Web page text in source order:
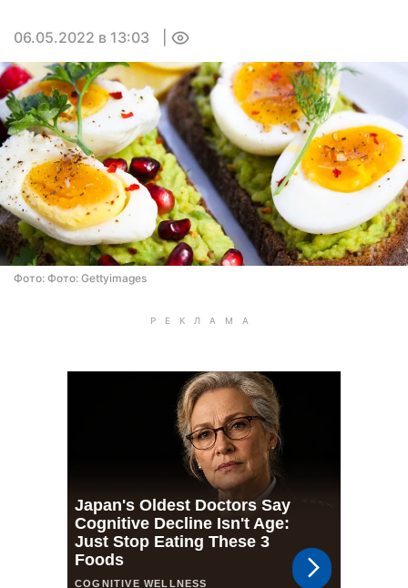
06.05.2022 в 13:03
Фото: Фото: Gettyimages